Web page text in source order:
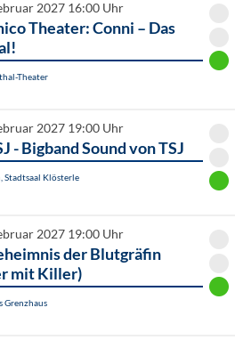
2027 16:00 Uhr
Theater: Conni – Das
Theater
2027 19:00 Uhr
- Bigband Sound von TSJ
Stadtsaal Klösterle
2027 19:00 Uhr
der Blutgräfin
mit Killer)
Grenzhaus